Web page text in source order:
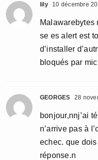
lily 10 décembre
Malawarebytes
se es alert est
d’installer
bloqués par
GEORGES 28
bonjour,nnj’ai
n’arrive pas à
echec. que
réponse.n